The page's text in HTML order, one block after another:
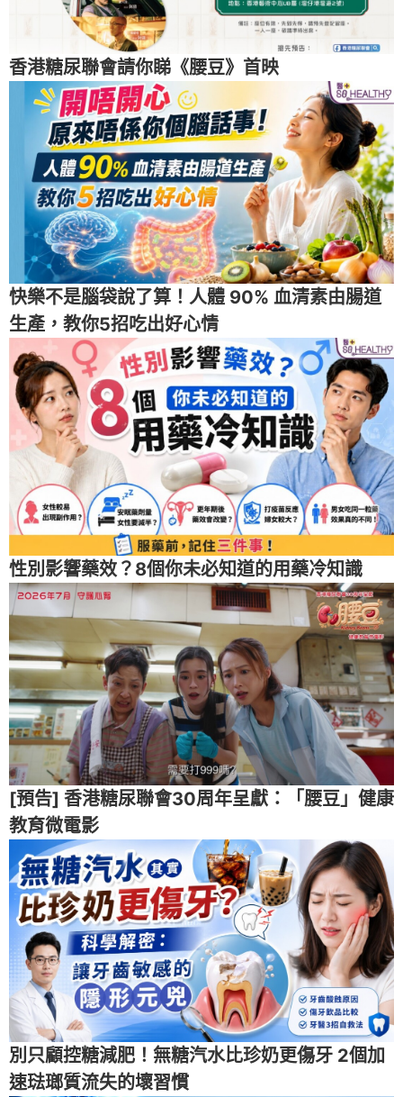
香港糖尿聯會請你睇《腰豆》首映
快樂不是腦袋說了算！人體 90% 血清素由腸道
生產，教你5招吃出好心情
性別影響藥效？8個你未必知道的用藥冷知識
[預告] 香港糖尿聯會30周年呈獻：「腰豆」健康
教育微電影
別只顧控糖減肥！無糖汽水比珍奶更傷牙 2個加
速琺瑯質流失的壞習慣